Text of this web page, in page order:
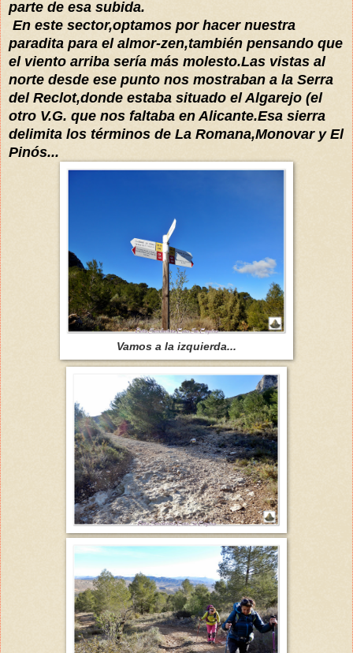
parte de esa subida.
En este sector,optamos por hacer nuestra
paradita para el almor-zen,también pensando que
el viento arriba sería más molesto.Las vistas al
norte desde ese punto nos mostraban a la Serra
del Reclot,donde estaba situado el Algarejo (el
otro V.G. que nos faltaba en Alicante.Esa sierra
delimita los términos de La Romana,Monovar y El
Pinós...
Vamos a la izquierda...